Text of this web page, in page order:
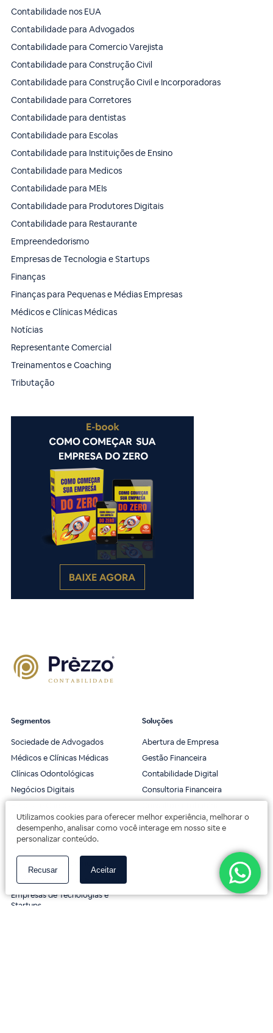
Utilizamos cookies para oferecer melhor experiência, melhorar o
desempenho, analisar como você interage em nosso site e
personalizar conteúdo.
Recusar Aceitar
Contabilidade nos EUA
Contabilidade para Advogados
Contabilidade para Comercio Varejista
Contabilidade para Construção Civil
Contabilidade para Construção Civil e Incorporadoras
Contabilidade para Corretores
Contabilidade para dentistas
Contabilidade para Escolas
Contabilidade para Instituições de Ensino
Contabilidade para Medicos
Contabilidade para MEIs
Contabilidade para Produtores Digitais
Contabilidade para Restaurante
Empreendedorismo
Empresas de Tecnologia e Startups
Finanças
Finanças para Pequenas e Médias Empresas
Médicos e Clínicas Médicas
Notícias
Representante Comercial
Treinamentos e Coaching
Tributação
Segmentos
Sociedade de Advogados
Médicos e Clínicas Médicas
Clínicas Odontológicas
Negócios Digitais
Restaurantes
Corretores de Imóveis &
Clínicas Veterinárias e Pet Shops
Empresas de Técnologias e
Startups
Soluções
Abertura de Empresa
Gestão Financeira
Contabilidade Digital
Consultoria Financeira
Consultoria Empresarial